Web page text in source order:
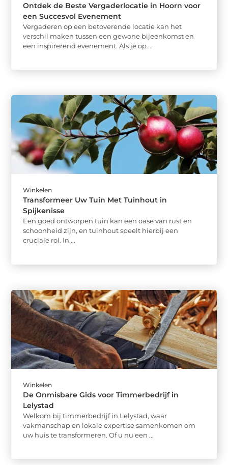
Ontdek de Beste Vergaderlocatie in Hoorn voor
een Succesvol Evenement
Vergaderen op een betoverende locatie kan het
verschil maken tussen een gewone bijeenkomst en
een inspirerend evenement. Als je op ...
Winkelen
Transformeer Uw Tuin Met Tuinhout in
Spijkenisse
Een goed ontworpen tuin kan een oase van rust en
schoonheid zijn, en tuinhout speelt hierbij een
cruciale rol. In ...
Winkelen
De Onmisbare Gids voor Timmerbedrijf in
Lelystad
Welkom bij timmerbedrijf in Lelystad, waar
vakmanschap en lokale expertise samenkomen om
uw huis te transformeren. Of u nu een ...